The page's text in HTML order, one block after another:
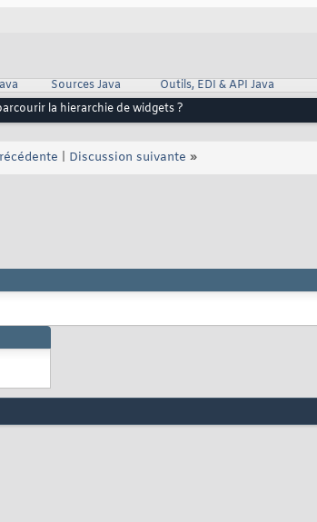
Sources Java Outils, EDI & API Java
la hierarchie de widgets ?
Discussion suivante »